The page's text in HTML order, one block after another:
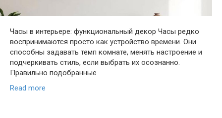
Часы в интерьере: функциональный декор Часы редко
воспринимаются просто как устройство времени. Они
способны задавать темп комнате, менять настроение и
подчеркивать стиль, если выбрать их осознанно.
Правильно подобранные
Read more